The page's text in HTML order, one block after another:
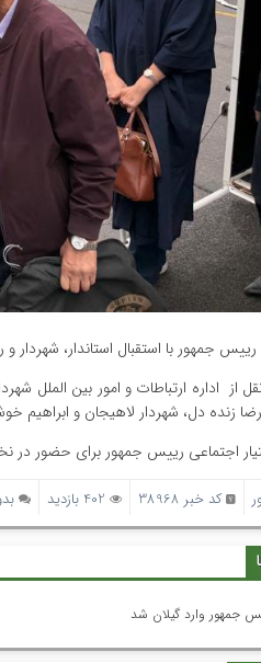
رییس جمهور با استقبال استاندار،
از اداره ارتباطات و امور بین الملل
رضا زنده دل، شهردار لاهیجان و
اجتماعی رییس جمهور برای حضور در
کد خبر 38968
جمهور وارد گیلان شد